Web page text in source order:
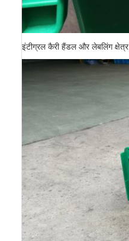
इंटीग्रल कैरी हैंडल और लेबलिंग क्षेत्र